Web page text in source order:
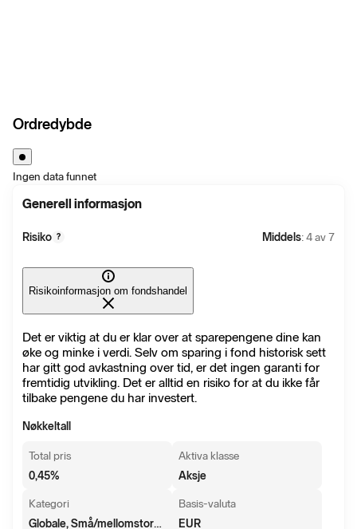
Ordredybde
Ingen data funnet
Generell informasjon
Risiko ? Middels: 4 av 7
Risikoinformasjon om fondshandel
Det er viktig at du er klar over at sparepengene dine kan
øke og minke i verdi. Selv om sparing i fond historisk sett
har gitt god avkastning over tid, er det ingen garanti for
fremtidig utvikling. Det er alltid en risiko for at du ikke får
tilbake pengene du har investert.
Nøkkeltall
Total pris
0,45%
Aktiva klasse
Aksje
Kategori
Globale, Små/mellomstore selskaper
Basis-valuta
EUR